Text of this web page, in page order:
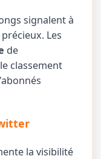
signalent à
Les
de
classement
la visibilité